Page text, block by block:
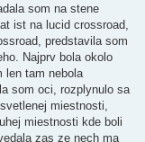
som na stene
ist na lucid crossroad,
predstavila som
Najprv bola okolo
len tam nebola
som oci, rozplynulo sa
miestnosti,
miestnosti kde boli
zas ze nech ma